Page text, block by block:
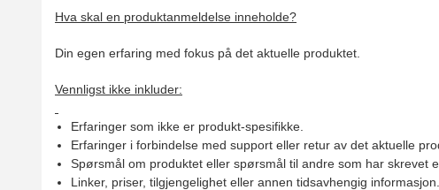
Hva skal en produktanmeldelse inneholde?
Din egen erfaring med fokus på det aktuelle produktet.
Vennligst ikke inkluder:
Erfaringer som ikke er produkt-spesifikke.
Erfaringer i forbindelse med support eller retur av det aktuelle
Spørsmål om produktet eller spørsmål til andre som har skrevet
Linker, priser, tilgjengelighet eller annen tidsavhengig informasjon.